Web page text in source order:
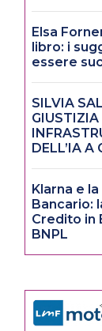
Elsa
libro: i
essere
SILVIA
GIUSTIZIA
DELL’IA A
Klarna e
Bancario:
Credito in
BNPL